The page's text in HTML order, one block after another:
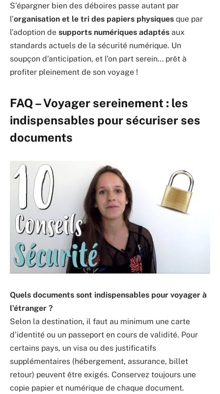
S’épargner bien des déboires passe autant par
l’organisation et le tri des papiers physiques que par
l’adoption de supports numériques adaptés aux
standards actuels de la sécurité numérique. Un
soupçon d’anticipation, et l’on part serein… prêt à
profiter pleinement de son voyage !
FAQ – Voyager sereinement : les
indispensables pour sécuriser ses
documents
Quels documents sont indispensables pour voyager à
l’étranger ?
Selon la destination, il faut au minimum une carte
d’identité ou un passeport en cours de validité. Pour
certains pays, un visa ou des justificatifs
supplémentaires (hébergement, assurance, billet
retour) peuvent être exigés. Conservez toujours une
copie papier et numérique de chaque document.